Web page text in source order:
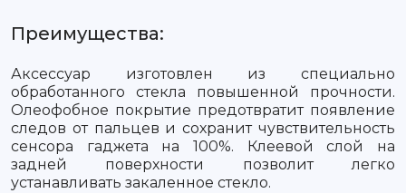
Преимущества:
Аксессуар изготовлен из специально
обработанного стекла повышенной прочности.
Олеофобное покрытие предотвратит появление
следов от пальцев и сохранит чувствительность
сенсора гаджета на 100%. Клеевой слой на
задней поверхности позволит легко
устанавливать закаленное стекло.